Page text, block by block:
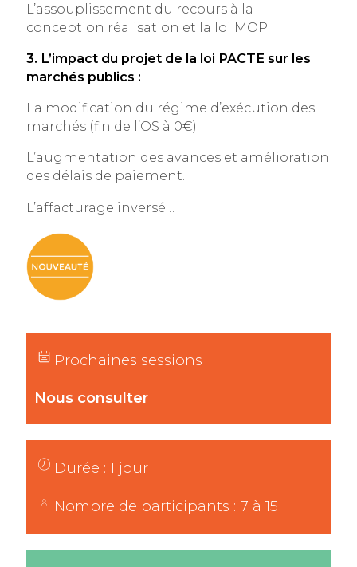
L’assouplissement du recours à la
conception réalisation et la loi MOP.
3. L’impact du projet de la loi PACTE sur les
marchés publics :
La modification du régime d’exécution des
marchés (fin de l’OS à 0€).
L’augmentation des avances et amélioration
des délais de paiement.
L’affacturage inversé…
Prochaines sessions
Nous consulter
Durée : 1 jour
Nombre de participants : 7 à 15